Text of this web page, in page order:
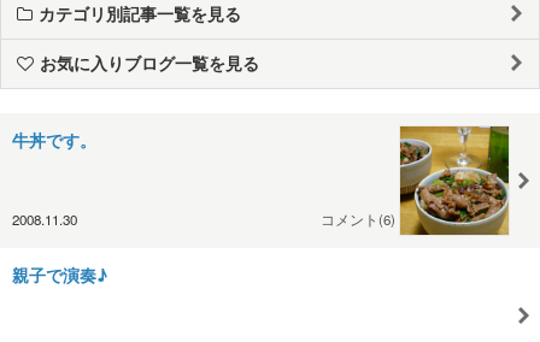
カテゴリ別記事一覧を見る
お気に入りブログ一覧を見る
牛丼です。
2008.11.30 コメント(6)
親子で演奏♪